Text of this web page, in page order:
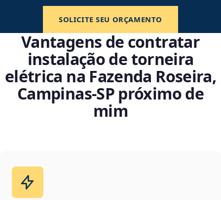
SOLICITE SEU ORÇAMENTO
Vantagens de contratar
instalação de torneira
elétrica na Fazenda Roseira,
Campinas‑SP próximo de
mim